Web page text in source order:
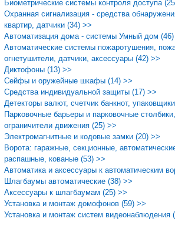
Биометрические системы контроля доступа
Охранная сигнализация - средства
квартир, датчики (34) >>
Автоматизация дома - системы Умный дом
Автоматические системы пожаротушения,
огнетушители, датчики, аксессуары (42) >>
Диктофоны (13) >>
Сейфы и оружейные шкафы (14) >>
Средства индивидуальной защиты (17) >>
Детекторы валют, счетчик банкнот,
Парковочные барьеры и парковочные
ограничители движения (25) >>
Электромагнитные и кодовые замки (20) >>
Ворота: гаражные, секционные,
распашные, кованые (53) >>
Автоматика и аксессуары к автоматическим
Шлагбаумы автоматические (38) >>
Аксессуары к шлагбаумам (25) >>
Установка и монтаж домофонов (59) >>
Установка и монтаж систем видеонаблюдения